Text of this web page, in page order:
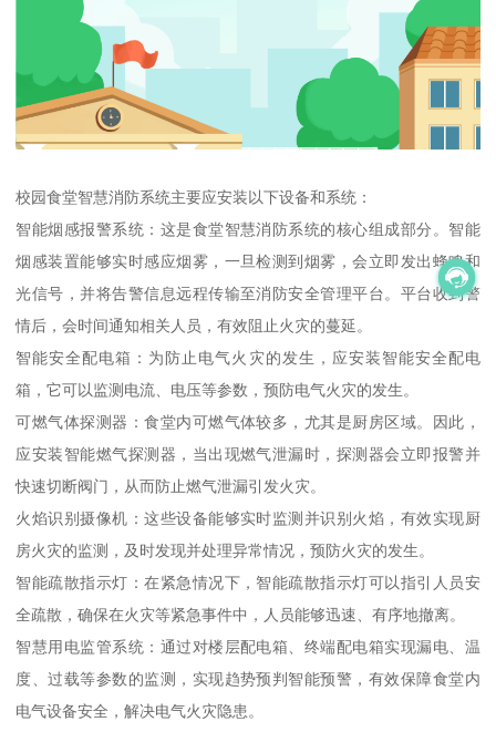
校园食堂智慧消防系统主要应安装以下设备和系统：
智能烟感报警系统：这是食堂智慧消防系统的核心组成部分。智能
烟感装置能够实时感应烟雾，一旦检测到烟雾，会立即发出蜂鸣和
光信号，并将告警信息远程传输至消防安全管理平台。平台收到警
情后，会时间通知相关人员，有效阻止火灾的蔓延。
智能安全配电箱：为防止电气火灾的发生，应安装智能安全配电
箱，它可以监测电流、电压等参数，预防电气火灾的发生。
可燃气体探测器：食堂内可燃气体较多，尤其是厨房区域。因此，
应安装智能燃气探测器，当出现燃气泄漏时，探测器会立即报警并
快速切断阀门，从而防止燃气泄漏引发火灾。
火焰识别摄像机：这些设备能够实时监测并识别火焰，有效实现厨
房火灾的监测，及时发现并处理异常情况，预防火灾的发生。
智能疏散指示灯：在紧急情况下，智能疏散指示灯可以指引人员安
全疏散，确保在火灾等紧急事件中，人员能够迅速、有序地撤离。
智慧用电监管系统：通过对楼层配电箱、终端配电箱实现漏电、温
度、过载等参数的监测，实现趋势预判智能预警，有效保障食堂内
电气设备安全，解决电气火灾隐患。